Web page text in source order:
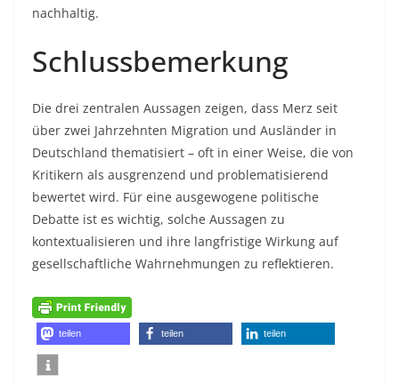
nachhaltig.
Schlussbemerkung
Die drei zentralen Aussagen zeigen, dass Merz seit
über zwei Jahrzehnten Migration und Ausländer in
Deutschland thematisiert – oft in einer Weise, die von
Kritikern als ausgrenzend und problematisierend
bewertet wird. Für eine ausgewogene politische
Debatte ist es wichtig, solche Aussagen zu
kontextualisieren und ihre langfristige Wirkung auf
gesellschaftliche Wahrnehmungen zu reflektieren.
teilen teilen teilen